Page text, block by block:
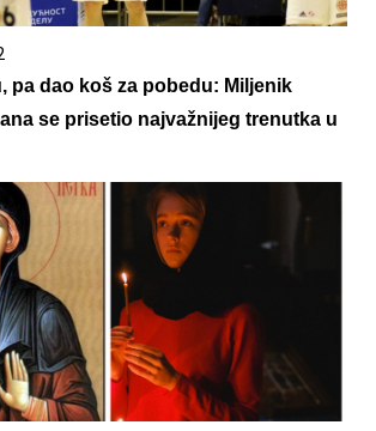
pa dao koš za pobedu: Miljenik
se prisetio najvažnijeg trenutka u